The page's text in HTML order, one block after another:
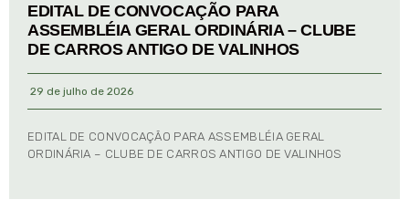
EDITAL DE CONVOCAÇÃO PARA
ASSEMBLÉIA GERAL ORDINÁRIA – CLUBE
DE CARROS ANTIGO DE VALINHOS
29 de julho de 2026
EDITAL DE CONVOCAÇÃO PARA ASSEMBLÉIA GERAL
ORDINÁRIA – CLUBE DE CARROS ANTIGO DE VALINHOS